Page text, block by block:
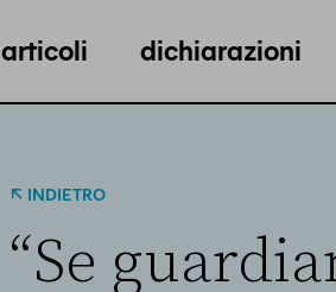
articoli dichiarazioni
INDIETRO
“Se